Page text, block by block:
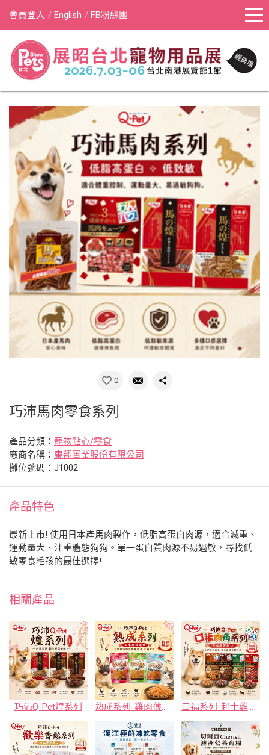
會員登入 English FB粉絲團
0
巧沛馬肉零食系列
產品分類： 寵物點心/零食
廠商名稱： 東翔實業股份有限公司
攤位號碼：J1002
產品特色
最新上市! 使用日本產馬肉製作，低脂高蛋白肉源，適合減重、
運動量大、注重體態狗狗。單一蛋白質肉源不易過敏，尋找低
敏零食毛孩的最佳選擇!
相關產品
巧沛Q-Pet煌系列 熟成系列-雞肉薄片/雞肉細切/老犬雞肉薄片 口福系列-起士雞肉角/高齡犬魚骨雞肉角/綜合肉角/牛肉起士肉角/香嫩馬肉角